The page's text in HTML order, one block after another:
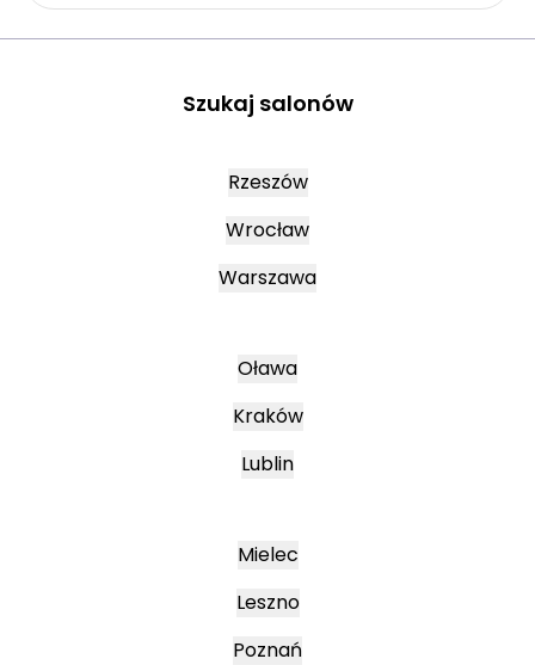
Szukaj salonów
Rzeszów
Wrocław
Warszawa
Oława
Kraków
Lublin
Mielec
Leszno
Poznań